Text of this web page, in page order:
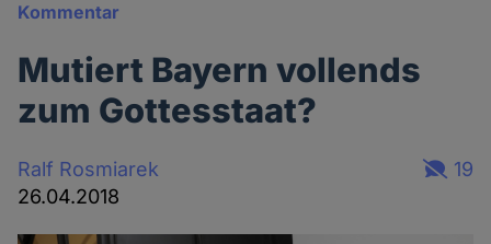
Kommentar
Mutiert Bayern vollends
zum Gottesstaat?
Ralf Rosmiarek
26.04.2018
19